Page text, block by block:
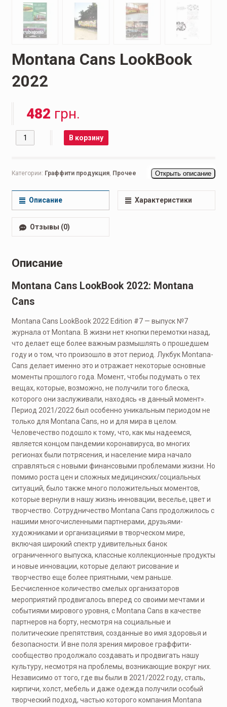
Montana Cans LookBook
2022
482 грн.
Количество В корзину
Категории: Граффити продукция, Прочее Открыть описание
Описание Характеристики
Отзывы (0)
Описание
Montana Cans LookBook 2022: Montana
Cans
Montana Cans LookBook 2022 Edition #7 — выпуск №7
журнала от Montana. В жизни нет кнопки перемотки назад,
что делает еще более важным размышлять о прошедшем
году и о том, что произошло в этот период. Лукбук Montana-
Cans делает именно это и отражает некоторые основные
моменты прошлого года. Момент, чтобы подумать о тех
вещах, которые, возможно, не получили того блеска,
которого они заслуживали, находясь «в данный момент».
Период 2021/2022 был особенно уникальным периодом не
только для Montana Cans, но и для мира в целом.
Человечество подошло к тому, что, как мы надеемся,
является концом пандемии коронавируса, во многих
регионах были потрясения, и население мира начало
справляться с новыми финансовыми проблемами жизни. Но
помимо роста цен и сложных медицинских/социальных
ситуаций, было также много положительных моментов,
которые вернули в нашу жизнь инновации, веселье, цвет и
творчество. Сотрудничество Montana Cans продолжилось с
нашими многочисленными партнерами, друзьями-
художниками и организациями в творческом мире,
включая широкий спектр удивительных банок
ограниченного выпуска, классные коллекционные продукты
и новые инновации, которые делают рисование и
творчество еще более приятными, чем раньше.
Бесчисленное количество смелых организаторов
мероприятий продвигалось вперед со своими мечтами и
событиями мирового уровня, с Montana Cans в качестве
партнеров на борту, несмотря на социальные и
политические препятствия, созданные во имя здоровья и
безопасности. И вне поля зрения мировое граффити-
сообщество продолжало создавать и продвигать нашу
культуру, несмотря на проблемы, возникающие вокруг них.
Независимо от того, где вы были в 2021/2022 году, сталь,
кирпичи, холст, мебель и даже одежда получили особый
творческий подход, частью которого компания Montana